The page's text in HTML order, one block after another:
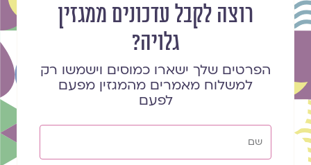
רוצה לקבל עדכונים ממגזין
גלויה?
הפרטים שלך ישארו כמוסים וישמשו רק
למשלוח מאמרים מהמגזין מפעם
לפעם